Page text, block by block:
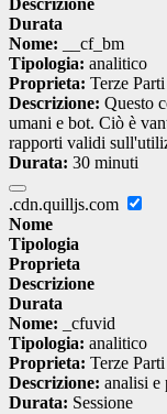
Descrizione
Durata
Nome: __cf_bm
Tipologia: analitico
Proprieta: Terze Parti
Descrizione: Questo
umani e bot. Ciò è
rapporti validi
Durata: 30 minuti
.cdn.quilljs.com
Nome
Tipologia
Proprieta
Descrizione
Durata
Nome: _cfuvid
Tipologia: analitico
Proprieta: Terze Parti
Descrizione: analisi e
Durata: Sessione